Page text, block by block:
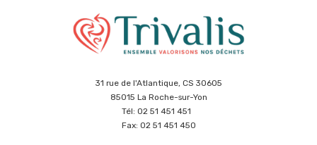
31 rue de l'Atlantique, CS 30605
85015 La Roche-sur-Yon
Tél: 02 51 451 451
Fax: 02 51 451 450